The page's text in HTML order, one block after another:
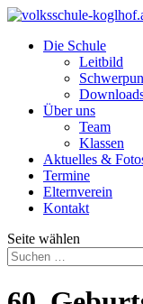
Die Schule
Leitbild
Über uns
Team
Klassen
Aktuelles &
Termine
Elternverein
Kontakt
Seite wählen